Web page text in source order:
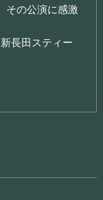
その公演に感激
長田スティー